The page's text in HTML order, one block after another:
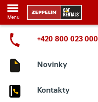
Menu
+420 800 023 000
Novinky
Kontakty